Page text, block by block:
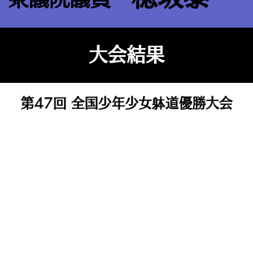
大会結果
第47回 全国少年少女躰道優勝大会